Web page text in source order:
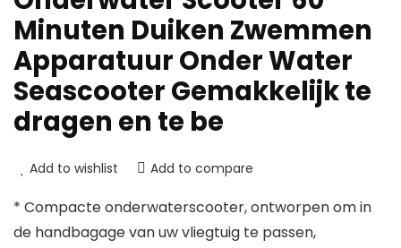
Minuten Duiken Zwemmen
Apparatuur Onder Water
Seascooter Gemakkelijk te
dragen en te be
Add to wishlist Add to compare
* Compacte onderwaterscooter, ontworpen om in
de handbagage van uw vliegtuig te passen,